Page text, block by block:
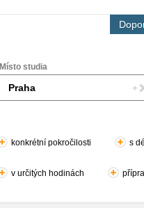
Místo studia
konkrétní pokročilosti s
v určitých hodinách